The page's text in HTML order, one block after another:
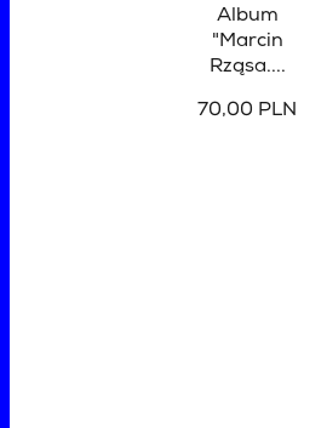
Album
"Marcin
Rząsa....
70,00 PLN